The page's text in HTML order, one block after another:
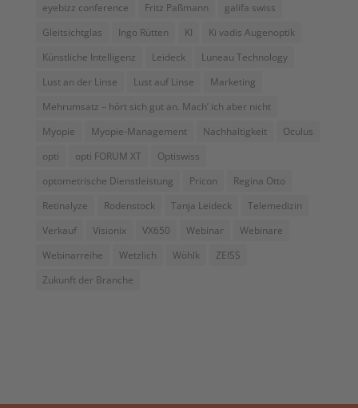
eyebizz conference
Fritz Paßmann
galifa swiss
Gleitsichtglas
Ingo Rütten KI
Ki vadis Augenoptik
Künstliche Intelligenz
Leideck
Luneau Technology
Lust an der Linse
Lust auf Linse
Marketing
Mehrumsatz – hört sich gut an. Mach’ ich aber nicht
Myopie
Myopie-Management Nachhaltigkeit
Oculus
opti
opti FORUM XT
Optiswiss
optometrische Dienstleistung
Pricon
Regina Otto
Retinalyze
Rodenstock Tanja Leideck
Telemedizin
Verkauf
Visionix VX650 Webinar
Webinare
Webinarreihe
Wetzlich Wöhlk
ZEISS
Zukunft der Branche